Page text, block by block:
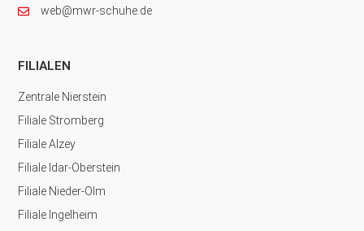
web@mwr-schuhe.de
FILIALEN
Zentrale Nierstein
Filiale Stromberg
Filiale Alzey
Filiale Idar-Oberstein
Filiale Nieder-Olm
Filiale Ingelheim